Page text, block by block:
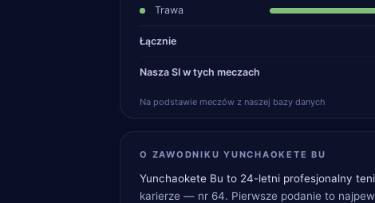
Trawa
Łącznie
Nasza SI w tych meczach
Na podstawie meczów z naszej bazy danych
O ZAWODNIKU YUNCHAOKETE BU
Yunchaokete Bu to 24-letni profesjonalny
karierze — nr 64. Pierwsze podanie to